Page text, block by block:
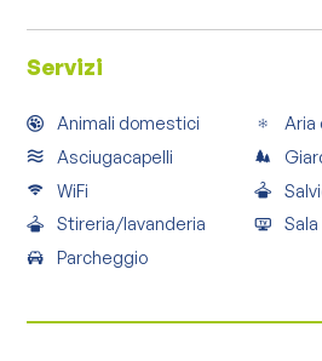
Servizi
Animali domestici
Aria
Asciugacapelli
WiFi
Stireria/lavanderia
Sala
Parcheggio